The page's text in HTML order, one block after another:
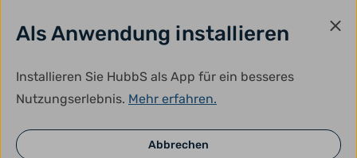
Als Anwendung installieren
Installieren Sie HubbS als App für ein besseres
Nutzungserlebnis. Mehr erfahren.
Abbrechen
gefördert durch: